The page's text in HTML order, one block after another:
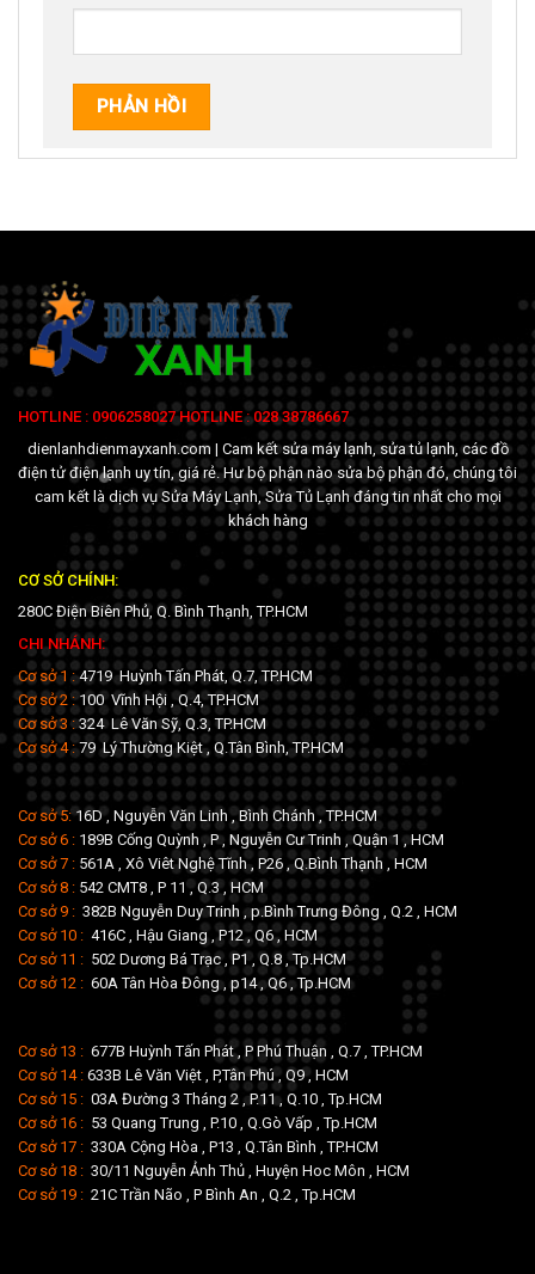
HOTLINE : 0906258027 HOTLINE : 028 38786667
dienlanhdienmayxanh.com | Cam kết sửa máy lạnh, sửa tủ lạnh, các đồ
điện tử điện lạnh uy tín, giá rẻ. Hư bộ phận nào sửa bộ phận đó, chúng tôi
cam kết là dịch vụ Sửa Máy Lạnh, Sửa Tủ Lạnh đáng tin nhất cho mọi
khách hàng
CƠ SỞ CHÍNH:
280C Điện Biên Phủ, Q. Bình Thạnh, TP.HCM
CHI NHÁNH:
Cơ sở 1 :4719 Huỳnh Tấn Phát, Q.7, TP.HCM
Cơ sở 2 :100 Vĩnh Hội , Q.4, TP.HCM
Cơ sở 3 :324 Lê Văn Sỹ, Q.3, TP.HCM
Cơ sở 4 :79 Lý Thường Kiệt , Q.Tân Bình, TP.HCM
Cơ sở 5:16D , Nguyễn Văn Linh , Bình Chánh , TP.HCM
Cơ sở 6 : 189B Cống Quỳnh , P , Nguyễn Cư Trinh , Quận 1 , HCM
Cơ sở 7 : 561A , Xô Viêt Nghệ Tĩnh , P26 , Q.Bình Thạnh , HCM
Cơ sở 8 : 542 CMT8 , P 11 , Q.3 , HCM
Cơ sở 9 : 382B Nguyễn Duy Trinh , p.Bình Trưng Đông , Q.2 , HCM
Cơ sở 10 : 416C , Hậu Giang , P12 , Q6 , HCM
Cơ sở 11 : 502 Dương Bá Trạc , P1 , Q.8 , Tp.HCM
Cơ sở 12 : 60A Tân Hòa Đông , p14 , Q6 , Tp.HCM
Cơ sở 13 : 677B Huỳnh Tấn Phát , P Phú Thuận , Q.7 , TP.HCM
Cơ sở 14 : 633B Lê Văn Việt , P,Tân Phú , Q9 , HCM
Cơ sở 15 : 03A Đường 3 Tháng 2 , P.11 , Q.10 , Tp.HCM
Cơ sở 16 : 53 Quang Trung , P.10 , Q.Gò Vấp , Tp.HCM
Cơ sở 17 : 330A Cộng Hòa , P13 , Q.Tân Bình , TP.HCM
Cơ sở 18 : 30/11 Nguyễn Ảnh Thủ , Huyện Hoc Môn , HCM
Cơ sở 19 : 21C Trần Não , P Bình An , Q.2 , Tp.HCM